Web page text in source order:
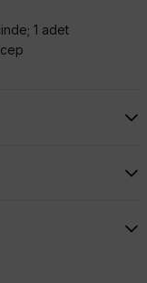
1 adet